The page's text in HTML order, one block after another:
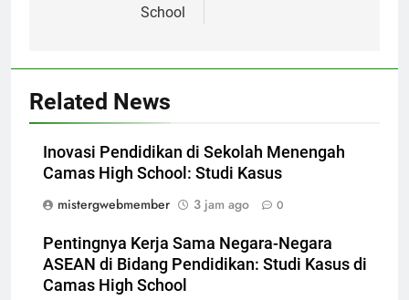
School
Related News
Inovasi Pendidikan di Sekolah Menengah
Camas High School: Studi Kasus
mistergwebmember
3 jam ago 0
Pentingnya Kerja Sama Negara-Negara
ASEAN di Bidang Pendidikan: Studi Kasus di
Camas High School